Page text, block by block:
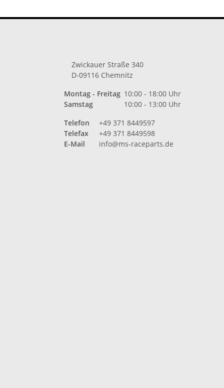
Zwickauer Straße 340
D-09116 Chemnitz
Montag - Freitag 10:00 - 18:00 Uhr
Samstag
10:00 - 13:00 Uhr
Telefon
+49 371 8449597
Telefax
+49 371 8449598
E-Mail
info@ms-raceparts.de